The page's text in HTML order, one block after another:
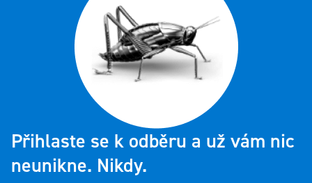
Přihlaste se k odběru a už vám nic
neunikne. Nikdy.